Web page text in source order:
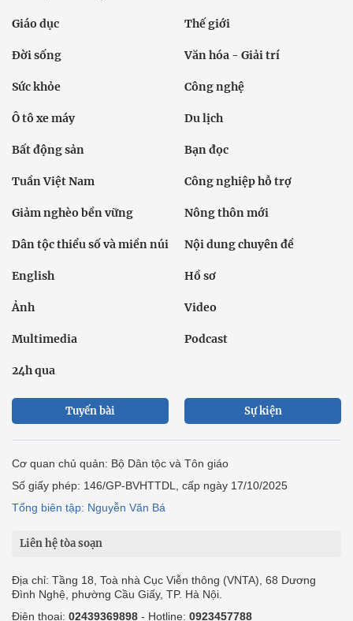
Giáo dục Thế giới
Đời sống Văn hóa - Giải trí
Sức khỏe Công nghệ
Ô tô xe máy Du lịch
Bất động sản Bạn đọc
Tuần Việt Nam Công nghiệp hỗ trợ
Giảm nghèo bền vững Nông thôn mới
Dân tộc thiểu số và miền núi Nội dung chuyên đề
English Hồ sơ
Ảnh Video
Multimedia Podcast
24h qua
Tuyến bài Sự kiện
Cơ quan chủ quản: Bộ Dân tộc và Tôn giáo
Số giấy phép: 146/GP-BVHTTDL, cấp ngày 17/10/2025
Tổng biên tập: Nguyễn Văn Bá
Liên hệ tòa soạn
Địa chỉ: Tầng 18, Toà nhà Cục Viễn thông (VNTA), 68 Dương
Đình Nghệ, phường Cầu Giấy, TP. Hà Nội.
Điện thoại: 02439369898 - Hotline: 0923457788